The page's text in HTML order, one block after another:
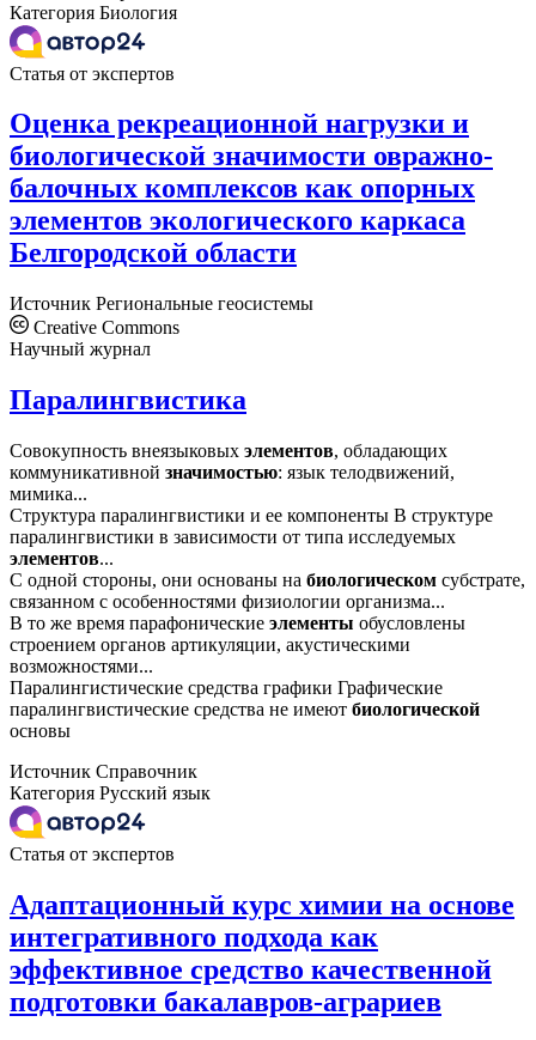
Категория Биология
Статья от экспертов
Оценка рекреационной нагрузки и
биологической значимости овражно-
балочных комплексов как опорных
элементов экологического каркаса
Белгородской области
Источник Региональные геосистемы
Creative Commons
Научный журнал
Паралингвистика
Совокупность внеязыковых элементов, обладающих
коммуникативной значимостью: язык телодвижений,
мимика...
Структура паралингвистики и ее компоненты В структуре
паралингвистики в зависимости от типа исследуемых
элементов...
С одной стороны, они основаны на биологическом субстрате,
связанном с особенностями физиологии организма...
В то же время парафонические элементы обусловлены
строением органов артикуляции, акустическими
возможностями...
Паралингистические средства графики Графические
паралингвистические средства не имеют биологической
основы
Источник Справочник
Категория Русский язык
Статья от экспертов
Адаптационный курс химии на основе
интегративного подхода как
эффективное средство качественной
подготовки бакалавров-аграриев